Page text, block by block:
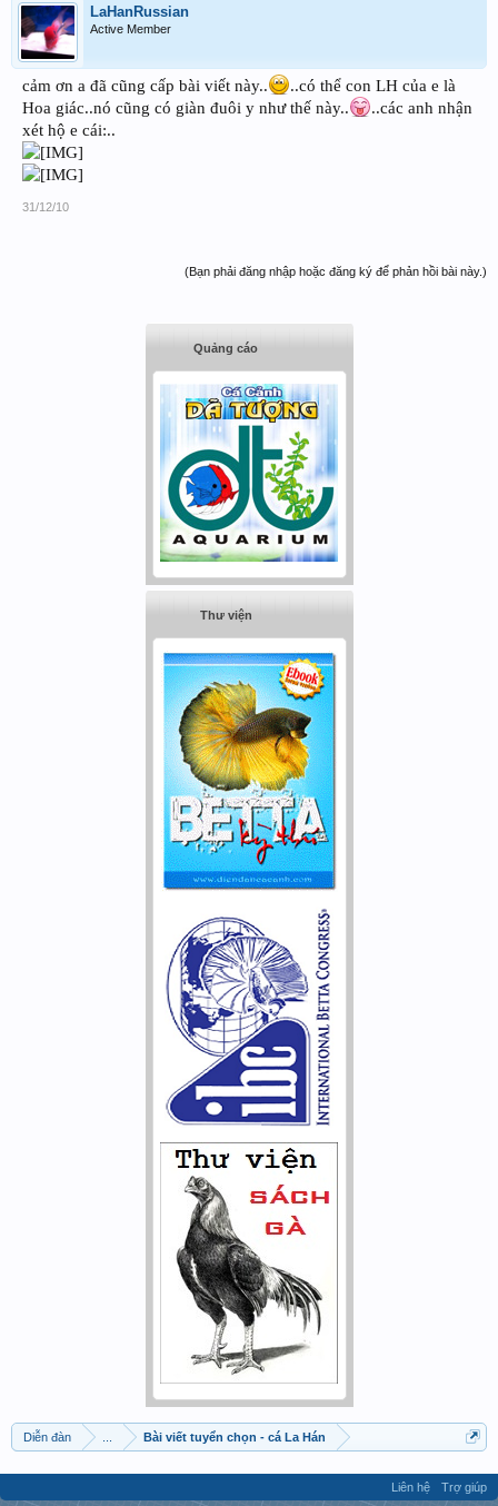
LaHanRussian
Active Member
cảm ơn a đã cũng cấp bài viết này..
..có thể con LH của e là
Hoa giác..nó cũng có giàn đuôi y như thế này..
..các anh nhận
xét hộ e cái:..
31/12/10
(Bạn phải đăng nhập hoặc đăng ký để phản hồi bài này.)
Quảng cáo
Thư viện
Diễn đàn Bài viết tuyển chọn - cá La Hán
Liên hệ Trợ giúp